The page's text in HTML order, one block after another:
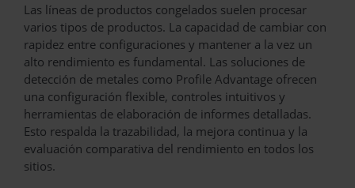
Las líneas de productos congelados suelen procesar
varios tipos de productos. La capacidad de cambiar con
rapidez entre configuraciones y mantener a la vez un
alto rendimiento es fundamental. Las soluciones de
detección de metales como Profile Advantage ofrecen
una configuración flexible, controles intuitivos y
herramientas de elaboración de informes detalladas.
Esto respalda la trazabilidad, la mejora continua y la
evaluación comparativa del rendimiento en todos los
sitios.